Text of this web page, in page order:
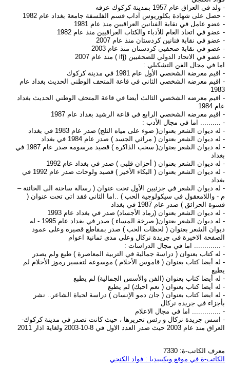
- ولد في العراق عام 1957 بمدينة كركوك عرفه
- حصل على شهادة بكلوريوس آداب قسم الفلسفة جامعة بغداد عام 1982
- عضو عامل في نقابة الفنانين العراقيين منذ عام 1981
- عضو في اتحاد العام للأدباء والكتاب العراقيين منذ عام 1982
- عضو في نقابة فنانين كردستان منذ عام 2007
- عضو في نقابة صحفيي كردستان منذ عام 2003
- عضو في الاتحاد الدولي للصحفيين (ifj ) منذ عام 2007
اما في مجال الفن التشكيلي :
- اقيم معرضة الشخصي الأول عام 1981 في مدينة كركوك
- اقيم معرضه الشخصي الثاني في قاعة المتحف الوطني الحديث بغداد عام
1983
- اقيم معرضه الشخصي الثالث أيضا في قاعة المتحف الوطني الحديث بغداد
عام 1984
- اقيم معرضه الشخصي الرابع في قاعة الرشيد بغداد عام 1987
- .......... اما في مجال الأدب :
- له ديوان الشعر بعنوان( ضوء على مياه الثلج) صدر عام 1983 في بغداد
- له ديوان الشعر بعنوان ( مراثي الجسد ) صدر عام 1984 في بغداد
- له ديوان الشعر بعنوان( سحب الذاكرة ) قصيد مرسومة صدر عام 1987 في
بغداد
- له ديوان الشعر بعنوان ( أحزان قلبي ) صدر في بغداد عام 1992
- له ديوان الشعر بعنوان ( البكاء الأخير ) قصيد ولوحات صدر عام 1992 في
بغداد
- له ديوان الشعر في جزئيين الأول تحت عنوان ( رسالة ساخنة الى الخائنة –
م - واللامعقول في سيكولوجية الحب ) ..اما الثاني فقد اتى تحت عنوان (
قسوة الحرائق ) صدر عام 1987 في بغداد
- له ديوان الشعر بعنوان (رماد الأجساد) صدر في بغداد عام 1993
- له ديوان الشعر بعنوان( صرخة المساء ) صدر في بغداد عام 1995 - له
ديوان الشعر بعنوان ( لحظات الحب ) صدر بمقاطع قصيره وعلى عمود
الصفحة الاخيرة في جريدة نركال وعلى مدى ثمانية اعوام
- ............. اما في مجال الدراسات :
- له كتاب بعنوان ( دراسة جمالية في التربية المعاصرة ) طبع ولم يصدر
- له أيضا كتاب بعنوان ( قاموس الأحلام ) موسوعة لتفسير رموز الأحلام لم
يطبع
- له أيضا كتاب بعنوان (الفن والأسس الجمالية) لم يطبع
- له أيضا كتاب بعنوان ( نعم احبك) لم يطبع
- له ايضا كتاب بعنوان ( جان دمو الإنسان ) دراسة لحياة الشاعر.. نشر
بأجزاء في جريدة نركال
- .............. اما في مجال الاعلام
- اسس جريدة نركال و رئس تحريرها ، حيث كانت تصدر في مدينة كركوك-
العراق منذ عام 2003 حيث صدر العدد الاول في 8-10-2003 ولغاية اذار 2011
معرف الكاتب-ة: 7330
الكاتب-ة في موقع ويكيبيديا : فواد الكنجي